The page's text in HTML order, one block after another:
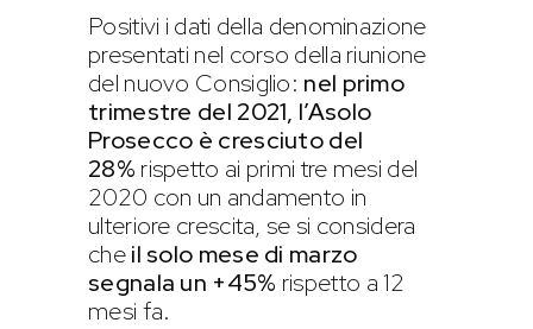
Positivi i dati della denominazione
presentati nel corso della riunione
del nuovo Consiglio: nel primo
trimestre del 2021, l’Asolo
Prosecco è cresciuto del
28% rispetto ai primi tre mesi del
2020 con un andamento in
ulteriore crescita, se si considera
cheil solo mese di marzo
segnala un +45% rispetto a 12
mesi fa.